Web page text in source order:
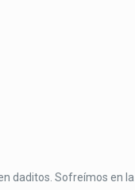
daditos. Sofreímos en